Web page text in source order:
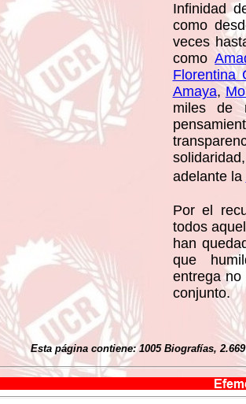
Infinidad
como
veces
como
Florentina
Amaya,
miles de
adelante la
Por el
todos
han
que
entrega
conjunto.
Esta página contiene: 1005 Biografías, 2.669